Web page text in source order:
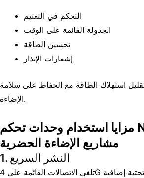
التحكم في التعتيم
الجدولة القائمة على الوقت
تحسين الطاقة
إشعارات الإنذار
استهلاك الطاقة مع الحفاظ على سلامة
الإضاءة.
مزايا استخدام وحدات تحكم NEMA 4G في
مشاريع الإضاءة الحضرية
1. النشر السريع
تلغي الاتصالات القائمة على 4G الحاجة إلى بنية تحتية إضافية